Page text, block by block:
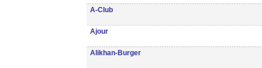
A-Club
Ajour
Alikhan-Burger